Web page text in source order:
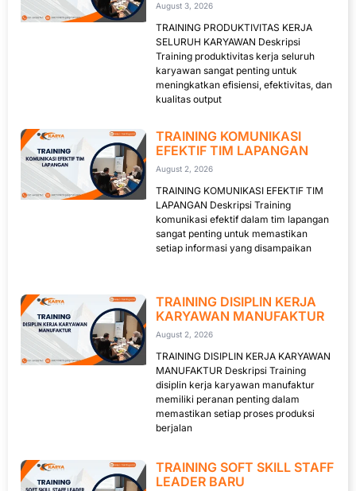
August 3, 2026
TRAINING PRODUKTIVITAS KERJA
SELURUH KARYAWAN Deskripsi
Training produktivitas kerja seluruh
karyawan sangat penting untuk
meningkatkan efisiensi, efektivitas, dan
kualitas output
TRAINING KOMUNIKASI
EFEKTIF TIM LAPANGAN
August 2, 2026
TRAINING KOMUNIKASI EFEKTIF TIM
LAPANGAN Deskripsi Training
komunikasi efektif dalam tim lapangan
sangat penting untuk memastikan
setiap informasi yang disampaikan
TRAINING DISIPLIN KERJA
KARYAWAN MANUFAKTUR
August 2, 2026
TRAINING DISIPLIN KERJA KARYAWAN
MANUFAKTUR Deskripsi Training
disiplin kerja karyawan manufaktur
memiliki peranan penting dalam
memastikan setiap proses produksi
berjalan
TRAINING SOFT SKILL STAFF
LEADER BARU